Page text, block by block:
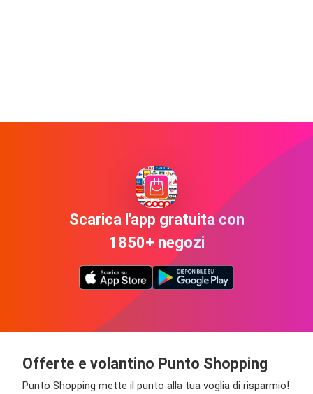
Scarica l'app gratuita con
1850+ negozi
Offerte e volantino Punto Shopping
Punto Shopping mette il punto alla tua voglia di risparmio!